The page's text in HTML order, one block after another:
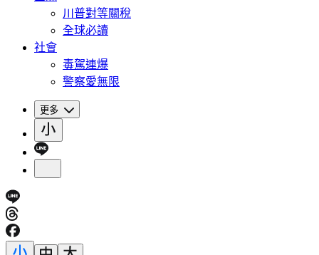
川普對等關稅
全球必讀
社會
毒駕連爆
警察愛無限
更多